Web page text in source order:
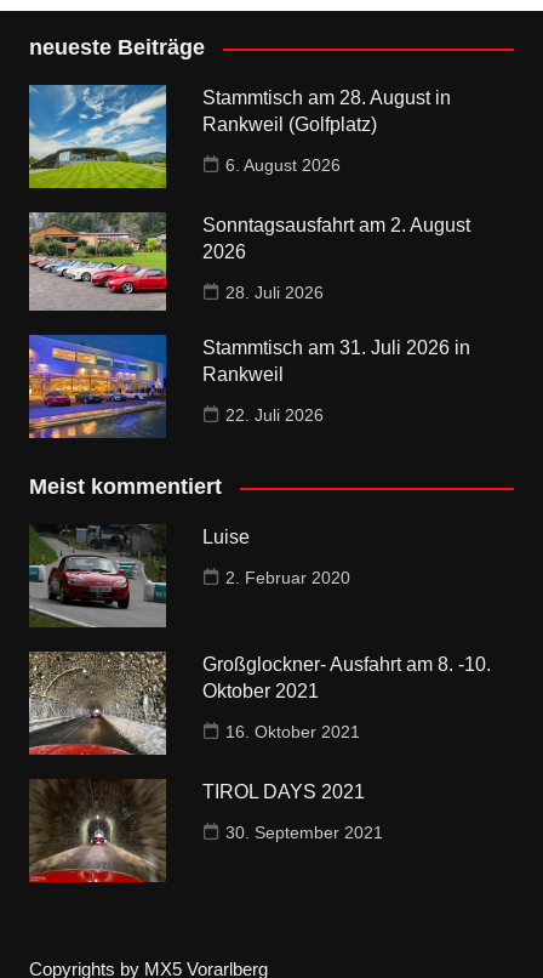
neueste Beiträge
Stammtisch am 28. August in
Rankweil (Golfplatz)
6. August 2026
Sonntagsausfahrt am 2. August
2026
28. Juli 2026
Stammtisch am 31. Juli 2026 in
Rankweil
22. Juli 2026
Meist kommentiert
Luise
2. Februar 2020
Großglockner- Ausfahrt am 8. -10.
Oktober 2021
16. Oktober 2021
TIROL DAYS 2021
30. September 2021
Copyrights by MX5 Vorarlberg